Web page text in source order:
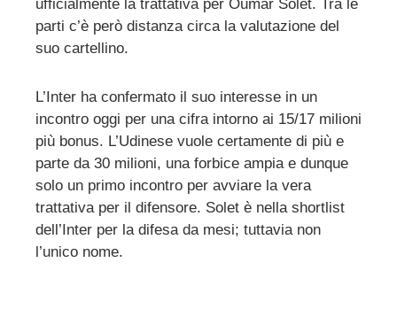
ufficialmente la trattativa per Oumar Solet. Tra le
parti c’è però distanza circa la valutazione del
suo cartellino.
L’Inter ha confermato il suo interesse in un
incontro oggi per una cifra intorno ai 15/17 milioni
più bonus. L’Udinese vuole certamente di più e
parte da 30 milioni, una forbice ampia e dunque
solo un primo incontro per avviare la vera
trattativa per il difensore. Solet è nella shortlist
dell’Inter per la difesa da mesi; tuttavia non
l’unico nome.